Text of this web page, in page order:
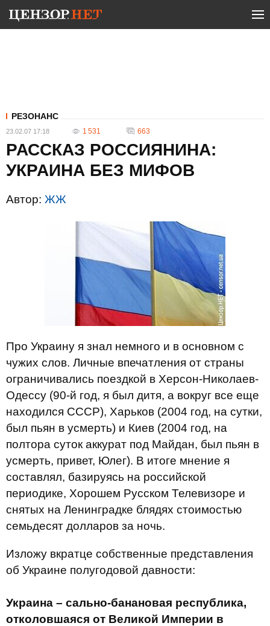
РЕЗОНАНС
23.02.07 17:18 1 531 663
РАССКАЗ РОССИЯНИНА:
УКРАИНА БЕЗ МИФОВ
Автор: ЖЖ
Про Украину я знал немного и в основном с
чужих слов. Личные впечатления от страны
ограничивались поездкой в Херсон-Николаев-
Одессу (90-й год, я был дитя, а вокруг все еще
находился СССР), Харьков (2004 год, на сутки,
был пьян в усмерть) и Киев (2004 год, на
полтора суток аккурат под Майдан, был пьян в
усмерть, привет, Юлег). В итоге мнение я
составлял, базируясь на российской
периодике, Хорошем Русском Телевизоре и
снятых на Ленинградке блядях стоимостью
семьдесят долларов за ночь.
Изложу вкратце собственные представления
об Украине полугодовой давности:
Украина – сально-банановая республика,
отколовшаяся от Великой Империи в